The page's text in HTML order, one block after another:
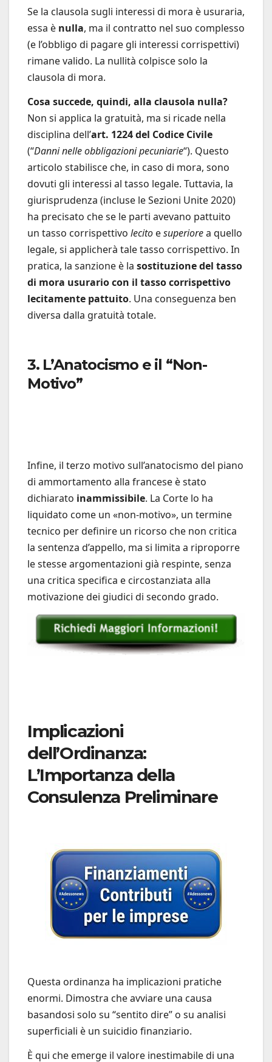
Se la clausola sugli interessi di mora è usuraria,
essa è nulla, ma il contratto nel suo complesso
(e l’obbligo di pagare gli interessi corrispettivi)
rimane valido. La nullità colpisce solo la
clausola di mora.
Cosa succede, quindi, alla clausola nulla?
Non si applica la gratuità, ma si ricade nella
disciplina dell’art. 1224 del Codice Civile
(“Danni nelle obbligazioni pecuniarie“). Questo
articolo stabilisce che, in caso di mora, sono
dovuti gli interessi al tasso legale. Tuttavia, la
giurisprudenza (incluse le Sezioni Unite 2020)
ha precisato che se le parti avevano pattuito
un tasso corrispettivo lecito esuperiorea quello
legale, si applicherà tale tasso corrispettivo. In
pratica, la sanzione è la sostituzione del tasso
di mora usurario con il tasso corrispettivo
lecitamente pattuito. Una conseguenza ben
diversa dalla gratuità totale.
3. L’Anatocismo e il “Non-
Motivo”
Infine, il terzo motivo sull’anatocismo del piano
di ammortamento alla francese è stato
dichiarato inammissibile. La Corte lo ha
liquidato come un «non-motivo», un termine
tecnico per definire un ricorso che non critica
la sentenza d’appello, ma si limita a riproporre
le stesse argomentazioni già respinte, senza
una critica specifica e circostanziata alla
motivazione dei giudici di secondo grado.
Implicazioni
dell’Ordinanza:
L’Importanza della
Consulenza Preliminare
Questa ordinanza ha implicazioni pratiche
enormi. Dimostra che avviare una causa
basandosi solo su “sentito dire” o su analisi
superficiali è un suicidio finanziario.
È qui che emerge il valore inestimabile di una